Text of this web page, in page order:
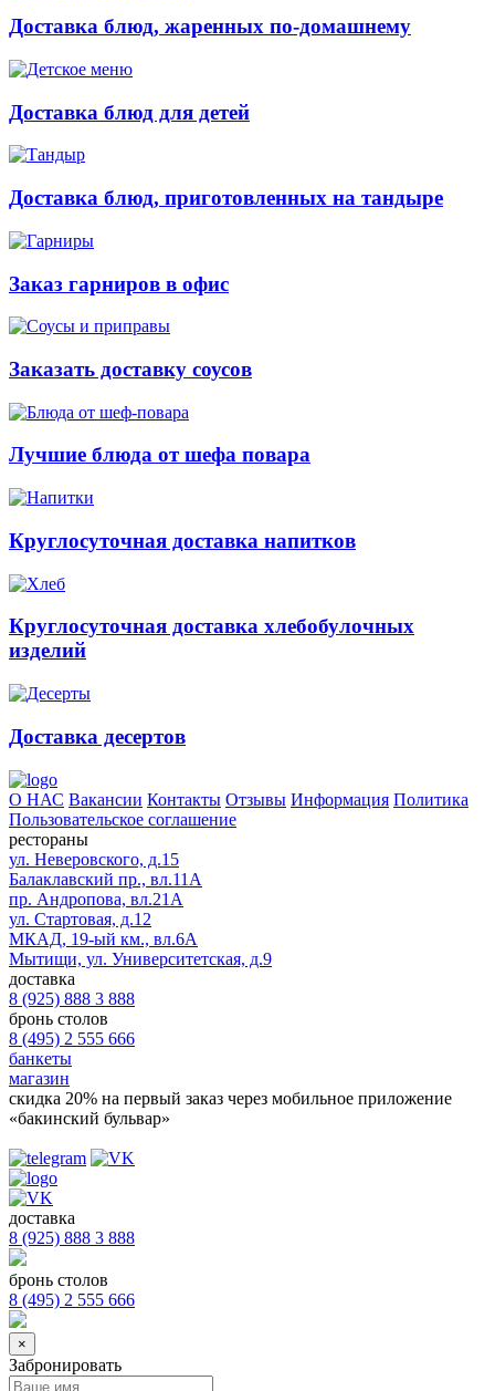
Доставка блюд, жаренных по-домашнему
Доставка блюд для детей
Доставка блюд, приготовленных на тандыре
Заказ гарниров в офис
Заказать доставку соусов
Лучшие блюда от шефа повара
Круглосуточная доставка напитков
Круглосуточная доставка хлебобулочных
изделий
Доставка десертов
О НАС Вакансии Контакты Отзывы Информация Политика
Пользовательское соглашение
рестораны
ул. Неверовского, д.15
Балаклавский пр., вл.11А
пр. Андропова, вл.21А
ул. Стартовая, д.12
МКАД, 19-ый км., вл.6А
Мытищи, ул. Университетская, д.9
доставка
8 (925) 888 3 888
бронь столов
8 (495) 2 555 666
банкеты
магазин
скидка 20% на первый заказ через мобильное приложение
«бакинский бульвар»
доставка
8 (925) 888 3 888
бронь столов
8 (495) 2 555 666
×
Забронировать